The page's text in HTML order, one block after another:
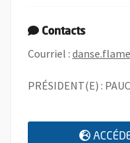
Contacts
Courriel :
PRÉSIDENT(E) :